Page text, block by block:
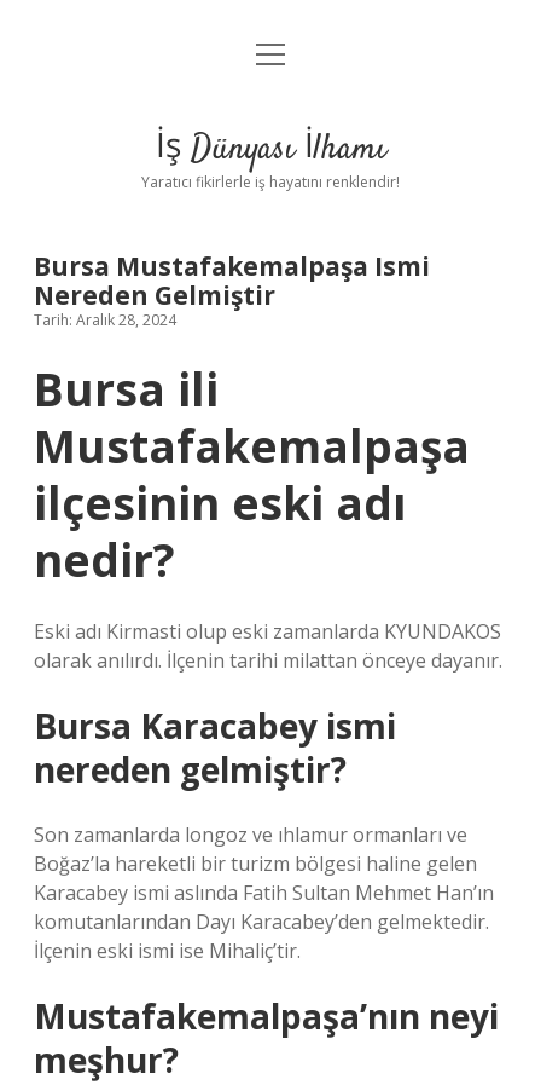
Anasayfa
Yasal Uyarı
menüyü
İş Dünyası İlhamı
Yaratıcı fikirlerle iş hayatını renklendir!
Bursa Mustafakemalpaşa Ismi
Nereden Gelmiştir
Tarih: Aralık 28, 2024
Bursa ili
Mustafakemalpaşa
ilçesinin eski adı
nedir?
Eski adı Kirmasti olup eski zamanlarda KYUNDAKOS
olarak anılırdı. İlçenin tarihi milattan önceye dayanır.
Bursa Karacabey ismi
nereden gelmiştir?
Son zamanlarda longoz ve ıhlamur ormanları ve
Boğaz’la hareketli bir turizm bölgesi haline gelen
Karacabey ismi aslında Fatih Sultan Mehmet Han’ın
komutanlarından Dayı Karacabey’den gelmektedir.
İlçenin eski ismi ise Mihaliç’tir.
Mustafakemalpaşa’nın neyi
meşhur?